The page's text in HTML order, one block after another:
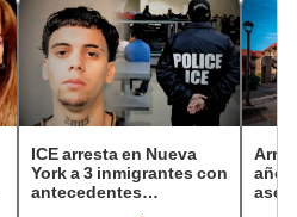
ICE arresta en Nueva
York a 3 inmigrantes con
antecedentes